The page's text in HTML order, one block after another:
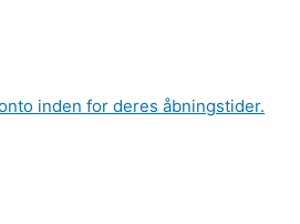
inden for deres åbningstider.